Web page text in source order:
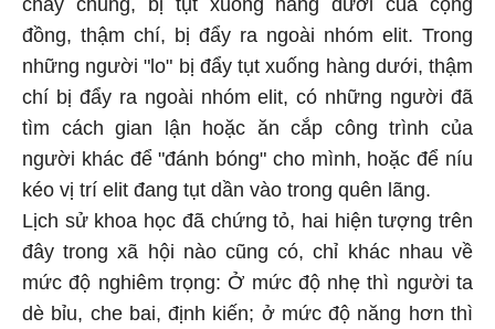
chảy chung, bị tụt xuống hàng dưới của cộng
đồng, thậm chí, bị đẩy ra ngoài nhóm elit. Trong
những người "lo" bị đẩy tụt xuống hàng dưới, thậm
chí bị đẩy ra ngoài nhóm elit, có những người đã
tìm cách gian lận hoặc ăn cắp công trình của
người khác để "đánh bóng" cho mình, hoặc để níu
kéo vị trí elit đang tụt dần vào trong quên lãng.
Lịch sử khoa học đã chứng tỏ, hai hiện tượng trên
đây trong xã hội nào cũng có, chỉ khác nhau về
mức độ nghiêm trọng: Ở mức độ nhẹ thì người ta
dè bỉu, che bai, định kiến; ở mức độ năng hơn thì